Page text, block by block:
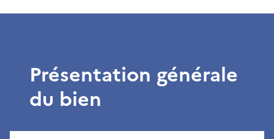
Présentation générale
du bien